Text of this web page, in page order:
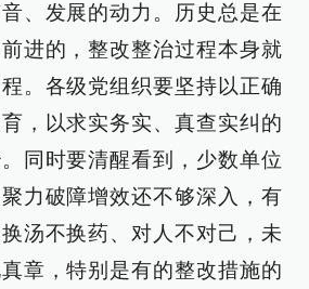
、发展的动力。历史总是在
进的，整改整治过程本身就
。各级党组织要坚持以正确
，以求实务实、真查实纠的
同时要清醒看到，少数单位
力破障增效还不够深入，有
汤不换药、对人不对己，未
章，特别是有的整改措施的